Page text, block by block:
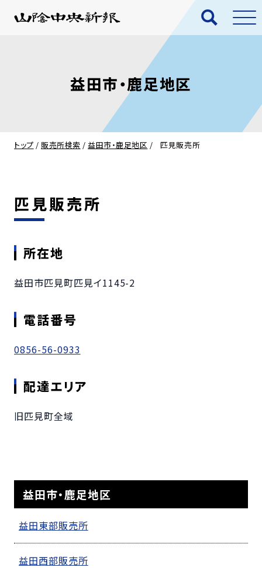
益田市・鹿足地区
トップ / 販売所検索 /益田市・鹿足地区 / 匹見販売所
匹見販売所
所在地
益田市匹見町匹見イ1145-2
電話番号
0856-56-0933
配達エリア
旧匹見町全域
益田市・鹿足地区
益田東部販売所
益田西部販売所